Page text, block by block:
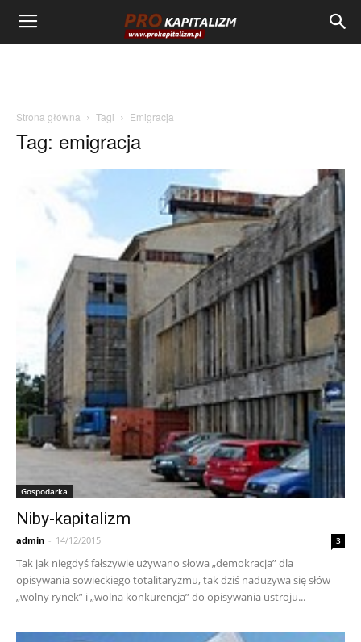
Strona główna Tagi Emigracja
Tag: emigracja
Gospodarka
Niby-kapitalizm
admin - 14/12/2015 3
Tak jak niegdyś fałszywie używano słowa „demokracja” dla
opisywania sowieckiego totalitaryzmu, tak dziś nadużywa się słów
„wolny rynek” i „wolna konkurencja” do opisywania ustroju...